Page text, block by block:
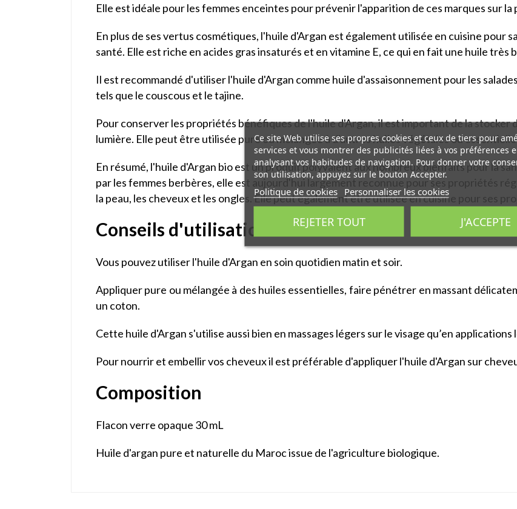
Elle est idéale pour les femmes enceintes pour prévenir l'apparition de ces marques sur la
En plus de ses vertus cosmétiques, l'huile d'Argan est également utilisée en cuisine pour
santé. Elle est riche en acides gras insaturés et en vitamine E, ce qui en fait une huile
Il est recommandé d'utiliser l'huile d'Argan comme huile d'assaisonnement pour les
tels que le couscous et le tajine.
Pour conserver les propriétés bénéfiques de l'huile d'Argan, il est important de la stocker
lumière. Elle peut être utilisée pure ou mélangée à d'autres huiles végétales ou
En résumé, l'huile d'Argan bio est un produit polyvalent aux nombreux bienfaits pour la
par les femmes berbères, elle est aujourd'hui largement reconnue pour ses propriétés
la peau, les cheveux et les ongles. Elle peut également être utilisée en cuisine pour ses
Conseils d'utilisation
Vous pouvez utiliser l'huile d'Argan en soin quotidien matin et soir.
Appliquer pure ou mélangée à des huiles essentielles, faire pénétrer en massant
un coton.
Cette huile d'Argan s'utilise aussi bien en massages légers sur le visage qu’en applications
Pour nourrir et embellir vos cheveux il est préférable d'appliquer l'huile d'Argan sur
Composition
Flacon verre opaque 30 mL
Huile d'argan pure et naturelle du Maroc issue de l'agriculture biologique.
Ce site Web utilise ses propres cookies et ceux de tiers pour
services et vous montrer des publicités liées à vos préférences
analysant vos habitudes de navigation. Pour donner votre
son utilisation, appuyez sur le bouton Accepter.
Politique de cookies Personnaliser les cookies
REJETER TOUT J'ACCEPTE